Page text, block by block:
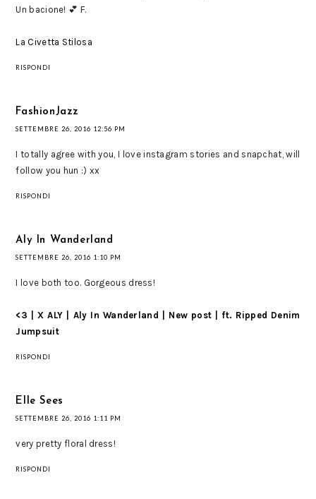
Un bacione! 💕 F.
La Civetta Stilosa
RISPONDI
FashionJazz
SETTEMBRE 26, 2016 12:56 PM
I totally agree with you, I love instagram stories and snapchat, will
follow you hun :) xx
RISPONDI
Aly In Wanderland
SETTEMBRE 26, 2016 1:10 PM
I love both too. Gorgeous dress!
<3 | X ALY | Aly In Wanderland | New post | ft. Ripped Denim
Jumpsuit
RISPONDI
Elle Sees
SETTEMBRE 26, 2016 1:11 PM
very pretty floral dress!
RISPONDI